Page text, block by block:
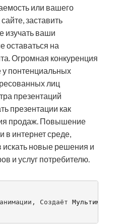
или вашего
заставить
изучать ваши
оставаться на
Огромная конкуренция
у понтенциальных
лиц
презентаций
презентации как
продаж. Повышение
в интернет среде,
искать новые решения и
и услуг потребителю.
Создаёт